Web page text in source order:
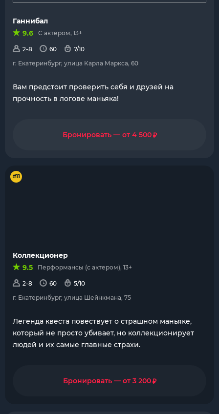
Ганнибал
9.6
С актером, 13+
2-8 60
7/10
г. Екатеринбург, улица Карла Маркса, 60
Вам предстоит проверить себя и друзей на
прочность в логове маньяка!
Бронировать — от 4 500₽
#11
Коллекционер
9.5
Перформансы (с актером), 13+
2-8 60
5/10
г. Екатеринбург, улица Шейнкмана, 75
Легенда квеста повествует о страшном маньяке,
который не просто убивает, но коллекционирует
людей и их самые главные страхи.
Бронировать — от 3 200₽